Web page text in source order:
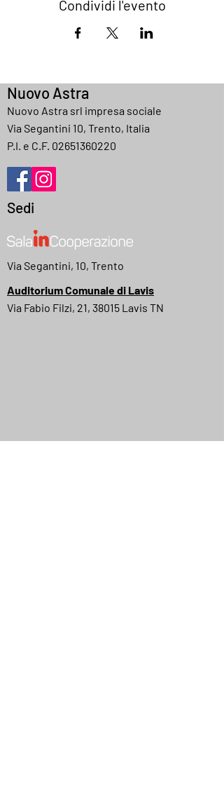
Condividi l'evento
Nuovo Astra
Nuovo Astra srl impresa sociale
Via Segantini 10, Trento, Italia
P.I. e C.F. 02651360220
Sedi
Via Segantini, 10, Trento
Auditorium Comunale di Lavis
Via Fabio Filzi, 21, 38015 Lavis TN